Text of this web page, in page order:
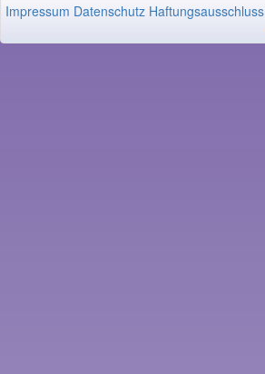
Impressum Datenschutz Haftungsausschluss